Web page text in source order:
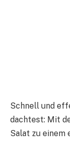
Schnell und
dachtest: Mit
Salat zu einem